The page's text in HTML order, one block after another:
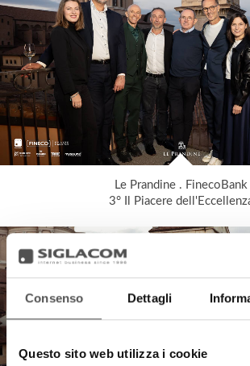
Consenso Dettagli
Questo sito web utilizza i cookie
Le Prandine . FinecoBank
3° Il Piacere